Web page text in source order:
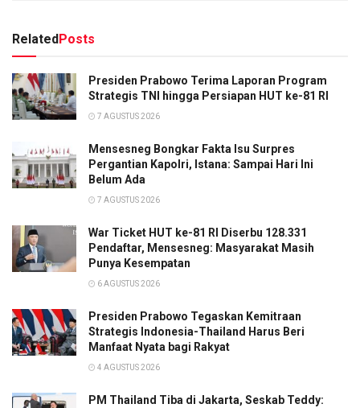
Related Posts
Presiden Prabowo Terima Laporan Program
Strategis TNI hingga Persiapan HUT ke-81 RI
7 AGUSTUS 2026
Mensesneg Bongkar Fakta Isu Surpres
Pergantian Kapolri, Istana: Sampai Hari Ini
Belum Ada
7 AGUSTUS 2026
War Ticket HUT ke-81 RI Diserbu 128.331
Pendaftar, Mensesneg: Masyarakat Masih
Punya Kesempatan
6 AGUSTUS 2026
Presiden Prabowo Tegaskan Kemitraan
Strategis Indonesia-Thailand Harus Beri
Manfaat Nyata bagi Rakyat
4 AGUSTUS 2026
PM Thailand Tiba di Jakarta, Seskab Teddy: